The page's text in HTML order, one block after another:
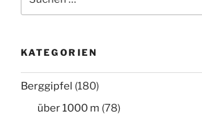
nach:
KATEGORIEN
Berggipfel (180)
über 1000 m (78)